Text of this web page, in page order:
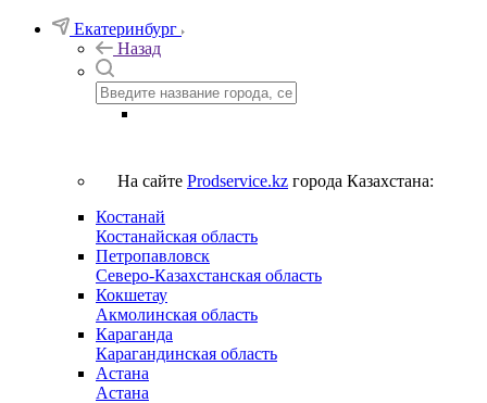
Екатеринбург
Назад
На сайте Prodservice.kz города Казахстана:
Костанай
Костанайская область
Петропавловск
Северо-Казахстанская область
Кокшетау
Акмолинская область
Караганда
Карагандинская область
Астана
Астана